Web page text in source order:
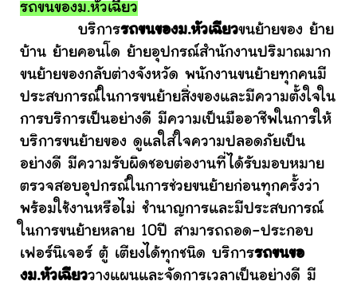
รถขนของม.หัวเฉียว
บริการรถขนของม.หัวเฉียวขนย้ายของ ย้าย
บ้าน ย้ายคอนโด ย้ายอุปกรณ์สำนักงานปริมาณมาก
ขนย้ายของกลับต่างจังหวัด พนักงานขนย้ายทุกคนมี
ประสบการณ์ในการขนย้ายสิ่งของและมีความตั้งใจใน
การบริการเป็นอย่างดี มีความเป็นมืออาชีพในการให้
บริการขนย้ายของ ดูแลใส่ใจความปลอดภัยเป็น
อย่างดี มีความรับผิดชอบต่องานที่ได้รับมอบหมาย
ตรวจสอบอุปกรณ์ในการช่วยขนย้ายก่อนทุกครั้งว่า
พร้อมใช้งานหรือไม่ ชำนาญการและมีประสบการณ์
ในการขนย้ายหลาย 10ปี สามารถถอด-ประกอบ
เฟอร์นิเจอร์ ตู้ เตียงได้ทุกชนิด บริการรถขนขอ
งม.หัวเฉียววางแผนและจัดการเวลาเป็นอย่างดี มี